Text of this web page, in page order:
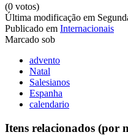
(0 votos)
Última modificação em
Publicado em Internacionais
Marcado sob
advento
Natal
Salesianos
Espanha
calendario
Itens relacionados (por